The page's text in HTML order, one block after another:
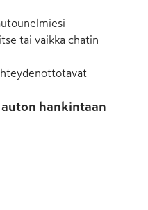
tai vaikka chatin
hankintaan